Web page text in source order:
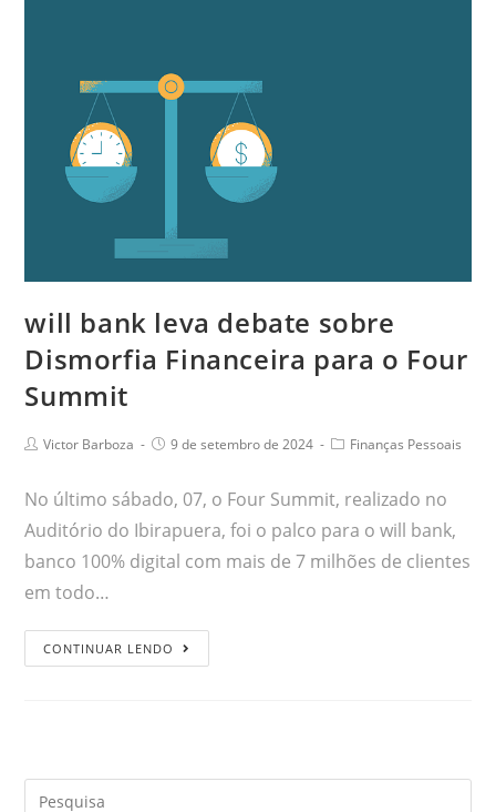
will bank leva debate sobre
Dismorfia Financeira para o Four
Summit
Victor Barboza 9 de setembro de 2024 Finanças Pessoais
No último sábado, 07, o Four Summit, realizado no
Auditório do Ibirapuera, foi o palco para o will bank,
banco 100% digital com mais de 7 milhões de clientes
em todo…
CONTINUAR LENDO